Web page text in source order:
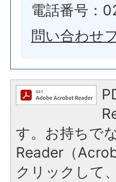
電話番号：
問い合わせ
す。お持ちで
Reader（
クリックして